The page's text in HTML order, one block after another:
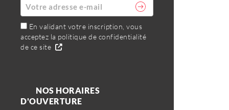
En validant votre inscription, vous
acceptez la politique de confidentialité
de ce site
NOS HORAIRES
D'OUVERTURE